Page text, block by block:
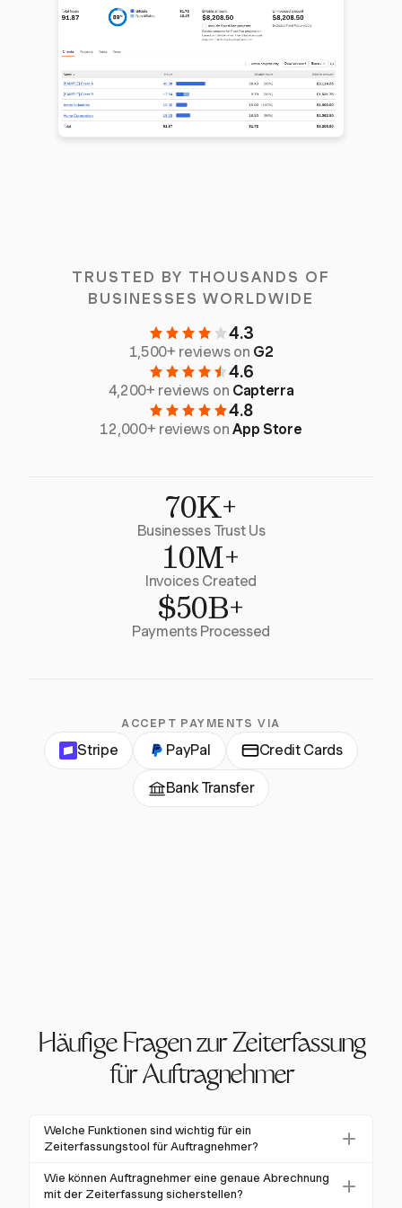
TRUSTED BY THOUSANDS OF
BUSINESSES WORLDWIDE
4.3
1,500+ reviews on G2
4.6
4,200+ reviews on Capterra
4.8
12,000+ reviews onApp Store
70K+
Businesses Trust Us
10M+
Invoices Created
$50B+
Payments Processed
ACCEPT PAYMENTS VIA
Stripe PayPal Credit Cards
Bank Transfer
Häufige Fragen zur Zeiterfassung
für Auftragnehmer
Welche Funktionen sind wichtig für ein
Zeiterfassungstool für Auftragnehmer?
Auftragnehmer sollten nach Tools mit mobiler
Zugänglichkeit, GPS-Tracking und automatisierten
Wie können Auftragnehmer eine genaue Abrechnung
mit der Zeiterfassung sicherstellen?